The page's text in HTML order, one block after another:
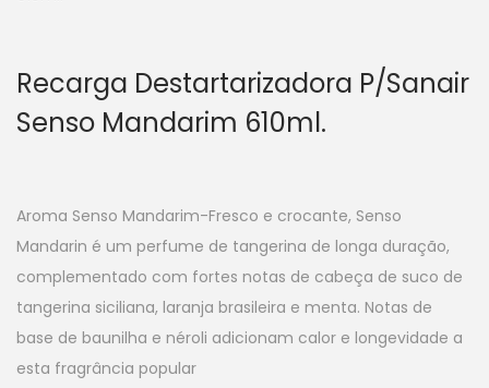
Recarga Destartarizadora P/Sanair
Senso Mandarim 610ml.
Aroma Senso Mandarim-Fresco e crocante, Senso
Mandarin é um perfume de tangerina de longa duração,
complementado com fortes notas de cabeça de suco de
tangerina siciliana, laranja brasileira e menta. Notas de
base de baunilha e néroli adicionam calor e longevidade a
esta fragrância popular